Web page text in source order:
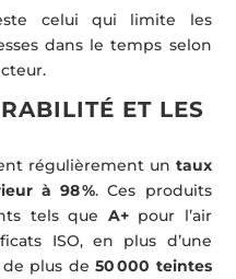
celui qui limite les
dans le temps selon
ET LES
régulièrement un taux
à 98 %. Ces produits
tels que A+pour l’air
ISO, en plus d’une
de plus de50 000 teintes